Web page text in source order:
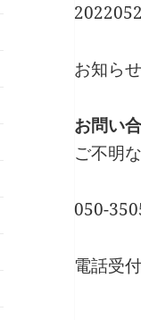
お知ら
お問い
ご不明
050-
電話受